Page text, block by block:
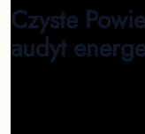
Czyste
audyt